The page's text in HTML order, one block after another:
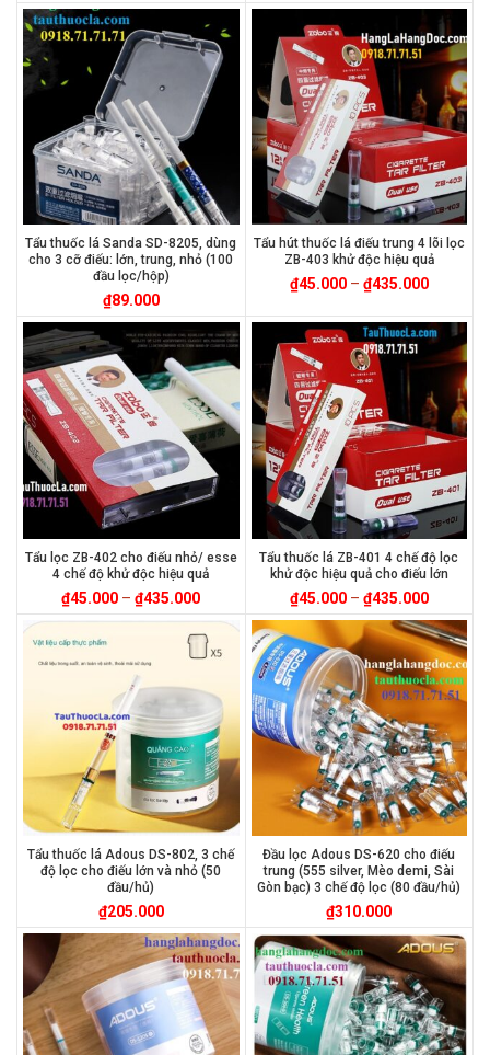
Tẩu thuốc lá Sanda SD-8205, dùng
cho 3 cỡ điếu: lớn, trung, nhỏ (100
đầu lọc/hộp)
₫89.000
Tẩu hút thuốc lá điếu trung 4 lõi lọc
ZB-403 khử độc hiệu quả
₫45.000– ₫435.000
Tẩu lọc ZB-402 cho điếu nhỏ/ esse
4 chế độ khử độc hiệu quả
₫45.000 –₫435.000
Tẩu thuốc lá ZB-401 4 chế độ lọc
khử độc hiệu quả cho điếu lớn
₫45.000– ₫435.000
Tẩu thuốc lá Adous DS-802, 3 chế
độ lọc cho điếu lớn và nhỏ (50
đầu/hủ)
₫205.000
Đầu lọc Adous DS-620 cho điếu
trung (555 silver, Mèo demi, Sài
Gòn bạc) 3 chế độ lọc (80 đầu/hủ)
₫310.000